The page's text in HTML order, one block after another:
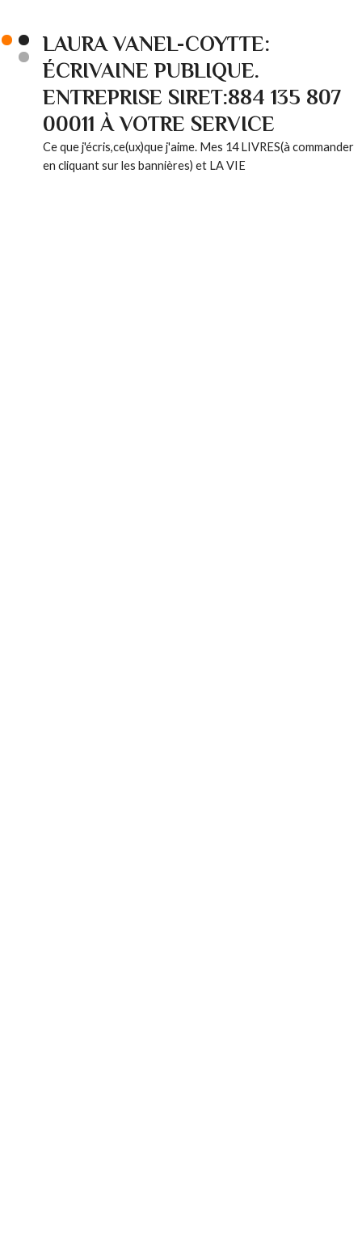
LAURA VANEL-COYTTE:
ÉCRIVAINE PUBLIQUE.
ENTREPRISE SIRET:884 135 807
00011 À VOTRE SERVICE
Ce que j'écris,ce(ux)que j'aime. Mes 14 LIVRES(à commander
en cliquant sur les bannières) et LA VIE